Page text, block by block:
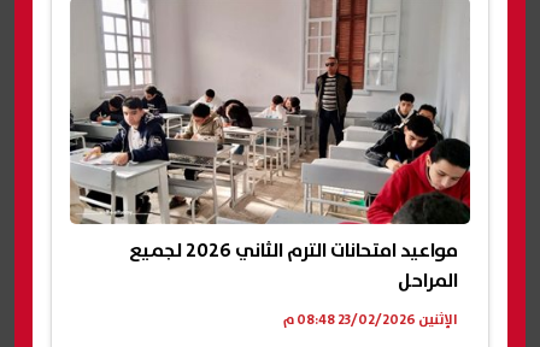
مواعيد امتحانات الترم الثاني 2026 لجميع
المراحل
الإثنين 23/02/2026 08:48 م